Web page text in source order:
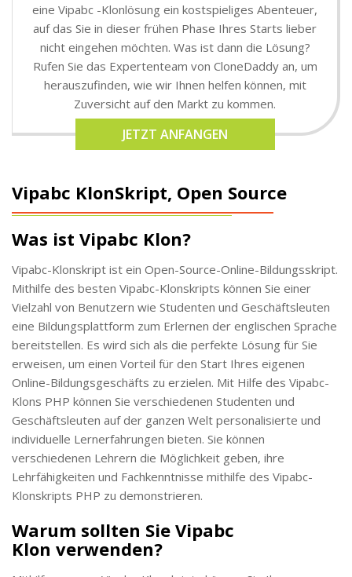
eine Vipabc -Klonlösung ein kostspieliges Abenteuer,
auf das Sie in dieser frühen Phase Ihres Starts lieber
nicht eingehen möchten. Was ist dann die Lösung?
Rufen Sie das Expertenteam von CloneDaddy an, um
herauszufinden, wie wir Ihnen helfen können, mit
Zuversicht auf den Markt zu kommen.
JETZT ANFANGEN
Vipabc KlonSkript, Open Source
Was ist Vipabc Klon?
Vipabc-Klonskript ist ein Open-Source-Online-Bildungsskript.
Mithilfe des besten Vipabc-Klonskripts können Sie einer
Vielzahl von Benutzern wie Studenten und Geschäftsleuten
eine Bildungsplattform zum Erlernen der englischen Sprache
bereitstellen. Es wird sich als die perfekte Lösung für Sie
erweisen, um einen Vorteil für den Start Ihres eigenen
Online-Bildungsgeschäfts zu erzielen. Mit Hilfe des Vipabc-
Klons PHP können Sie verschiedenen Studenten und
Geschäftsleuten auf der ganzen Welt personalisierte und
individuelle Lernerfahrungen bieten. Sie können
verschiedenen Lehrern die Möglichkeit geben, ihre
Lehrfähigkeiten und Fachkenntnisse mithilfe des Vipabc-
Klonskripts PHP zu demonstrieren.
Warum sollten Sie Vipabc
Klon verwenden?